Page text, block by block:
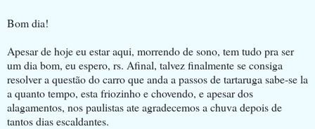
Bom dia!
Apesar de hoje eu estar aqui, morrendo de sono, tem tudo pra ser
um dia bom, eu espero, rs. Afinal, talvez finalmente se consiga
resolver a questão do carro que anda a passos de tartaruga sabe-se la
a quanto tempo, esta friozinho e chovendo, e apesar dos
alagamentos, nos paulistas ate agradecemos a chuva depois de
tantos dias escaldantes.